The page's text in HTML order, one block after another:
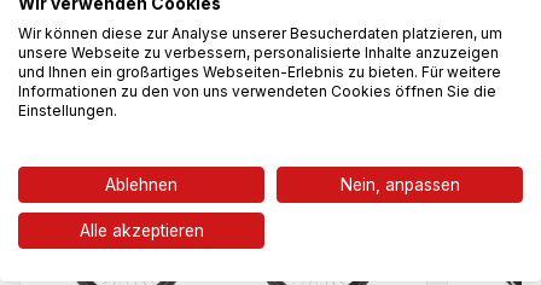
Gebraucht
Wir können diese zur Analyse unserer Besucherdaten platzieren, um
unsere Webseite zu verbessern, personalisierte Inhalte anzuzeigen
und Ihnen ein großartiges Webseiten-Erlebnis zu bieten. Für weitere
Informationen zu den von uns verwendeten Cookies öffnen Sie die
Einstellungen.
Ablehnen Nein, anpassen
Alle akzeptieren